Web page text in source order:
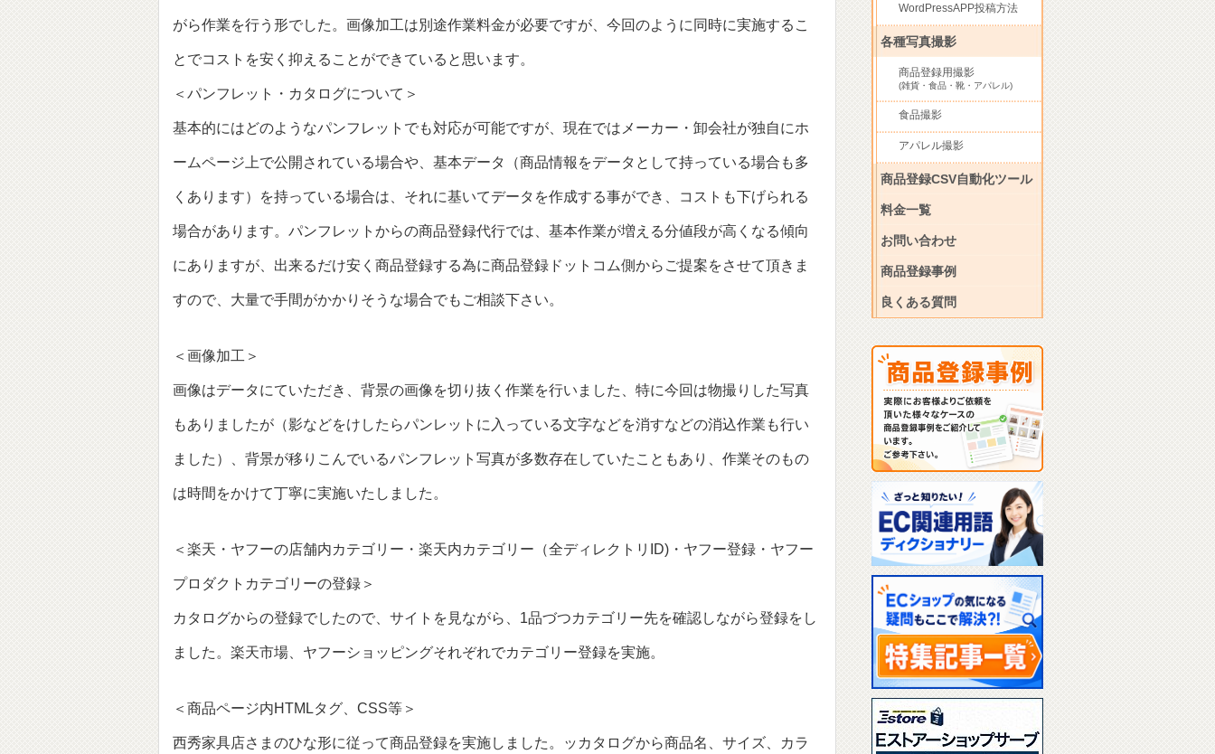
がら作業を行う形でした。画像加工は別途作業料金が必要ですが、今回のように同時に実施するこ
とでコストを安く抑えることができていると思います。
＜パンフレット・カタログについて＞
基本的にはどのようなパンフレットでも対応が可能ですが、現在ではメーカー・卸会社が独自にホ
ームページ上で公開されている場合や、基本データ（商品情報をデータとして持っている場合も多
くあります）を持っている場合は、それに基いてデータを作成する事ができ、コストも下げられる
場合があります。パンフレットからの商品登録代行では、基本作業が増える分値段が高くなる傾向
にありますが、出来るだけ安く商品登録する為に商品登録ドットコム側からご提案をさせて頂きま
すので、大量で手間がかかりそうな場合でもご相談下さい。
＜画像加工＞
画像はデータにていただき、背景の画像を切り抜く作業を行いました、特に今回は物撮りした写真
もありましたが（影などをけしたらパンレットに入っている文字などを消すなどの消込作業も行い
ました）、背景が移りこんでいるパンフレット写真が多数存在していたこともあり、作業そのもの
は時間をかけて丁寧に実施いたしました。
＜楽天・ヤフーの店舗内カテゴリー・楽天内カテゴリー（全ディレクトリID)・ヤフー登録・ヤフー
プロダクトカテゴリーの登録＞
カタログからの登録でしたので、サイトを見ながら、1品づつカテゴリー先を確認しながら登録をし
ました。楽天市場、ヤフーショッピングそれぞれでカテゴリー登録を実施。
＜商品ページ内HTMLタグ、CSS等＞
西秀家具店さまのひな形に従って商品登録を実施しました。ッカタログから商品名、サイズ、カラ
WordPressAPP投稿方法
各種写真撮影
商品登録用撮影
(雑貨・食品・靴・アパレル)
食品撮影
アパレル撮影
商品登録CSV自動化ツール
料金一覧
お問い合わせ
商品登録事例
良くある質問